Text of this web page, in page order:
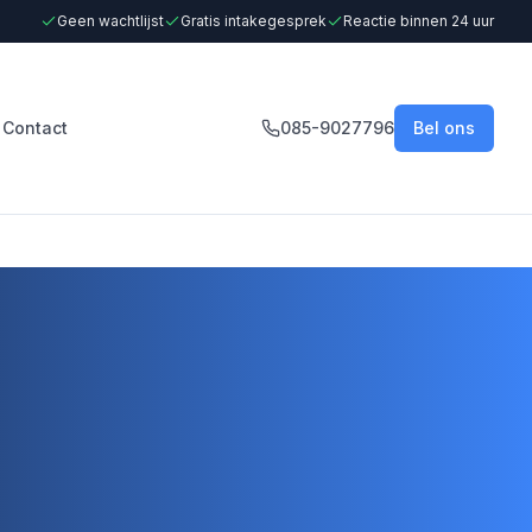
Geen wachtlijst Gratis intakegesprek Reactie binnen 24 uur
Contact 085-9027796 Bel ons